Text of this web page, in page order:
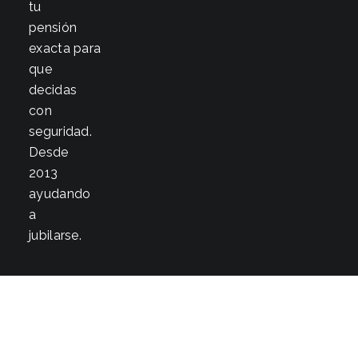
tu
pensión
exacta para
que
decidas
con
seguridad.
Desde
2013
ayudando
a
jubilarse.